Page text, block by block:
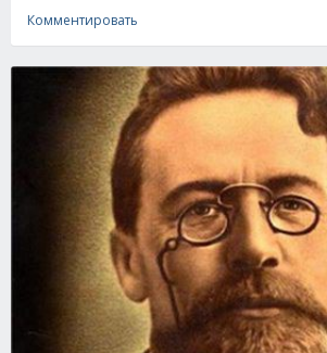
Комментировать